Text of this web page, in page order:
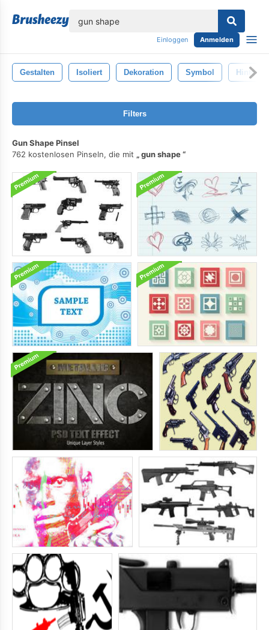
Einloggen Anmelden
Gestalten Isoliert Dekoration Symbol
Filters
Gun Shape Pinsel
762 kostenlosen Pinseln, die mit
gun shape